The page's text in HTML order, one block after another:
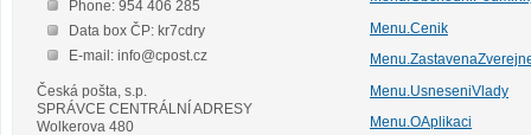
Phone: 954 406 285
Data box ČP: kr7cdry
E-mail: info@cpost.cz
Česká pošta, s.p.
SPRÁVCE CENTRÁLNÍ ADRESY
Wolkerova 480
Menu.Cenik
Menu.UsneseniVlady
Menu.OAplikaci